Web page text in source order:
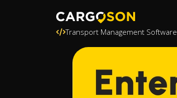
Transport Management Software